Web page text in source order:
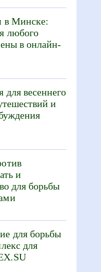
в Минске:
любого
в онлайн-
весеннего
и
и
для борьбы
для борьбы
для